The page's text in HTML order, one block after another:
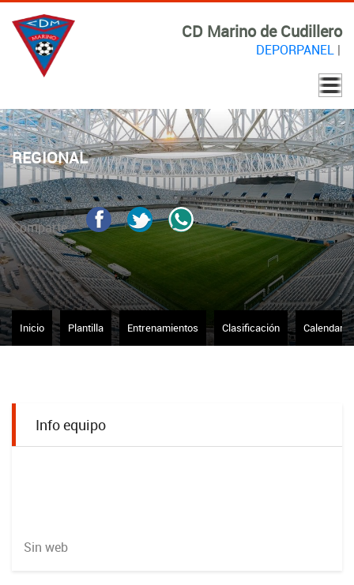
CD Marino de Cudillero
DEPORPANEL|
REGIONAL
Comparte
Inicio Plantilla Entrenamientos Clasificación Calendario
Info equipo
Sin web